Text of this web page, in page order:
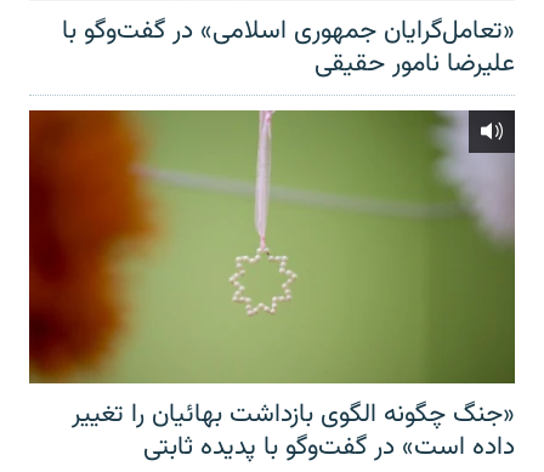
«تعامل‌گرایان جمهوری اسلامی» در گفت‌وگو با
علیرضا نامور حقیقی
«جنگ چگونه الگوی بازداشت بهائیان را تغییر
داده است» در گفت‌وگو با پدیده ثابتی